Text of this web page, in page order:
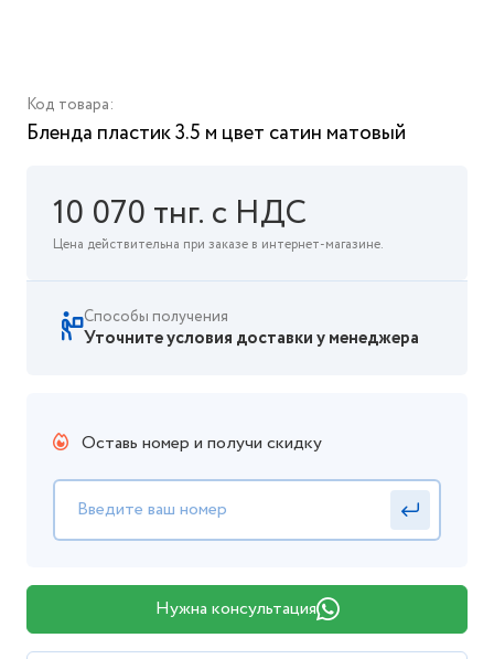
Код товара:
Бленда пластик 3.5 м цвет сатин матовый
10 070 тнг. с НДС
Цена действительна при заказе в интернет-магазине.
Способы получения
Уточните условия доставки у менеджера
Оставь номер и получи скидку
Нужна консультация